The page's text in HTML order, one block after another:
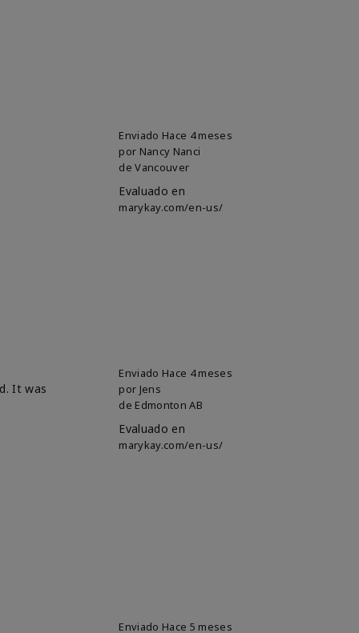
Enviado Hace 4 meses
por Nancy Nanci
de Vancouver
Evaluado en
marykay.com/en-us/
Enviado Hace 4 meses
por Jens
de Edmonton AB
Evaluado en
marykay.com/en-us/
It was
Enviado Hace 5 meses